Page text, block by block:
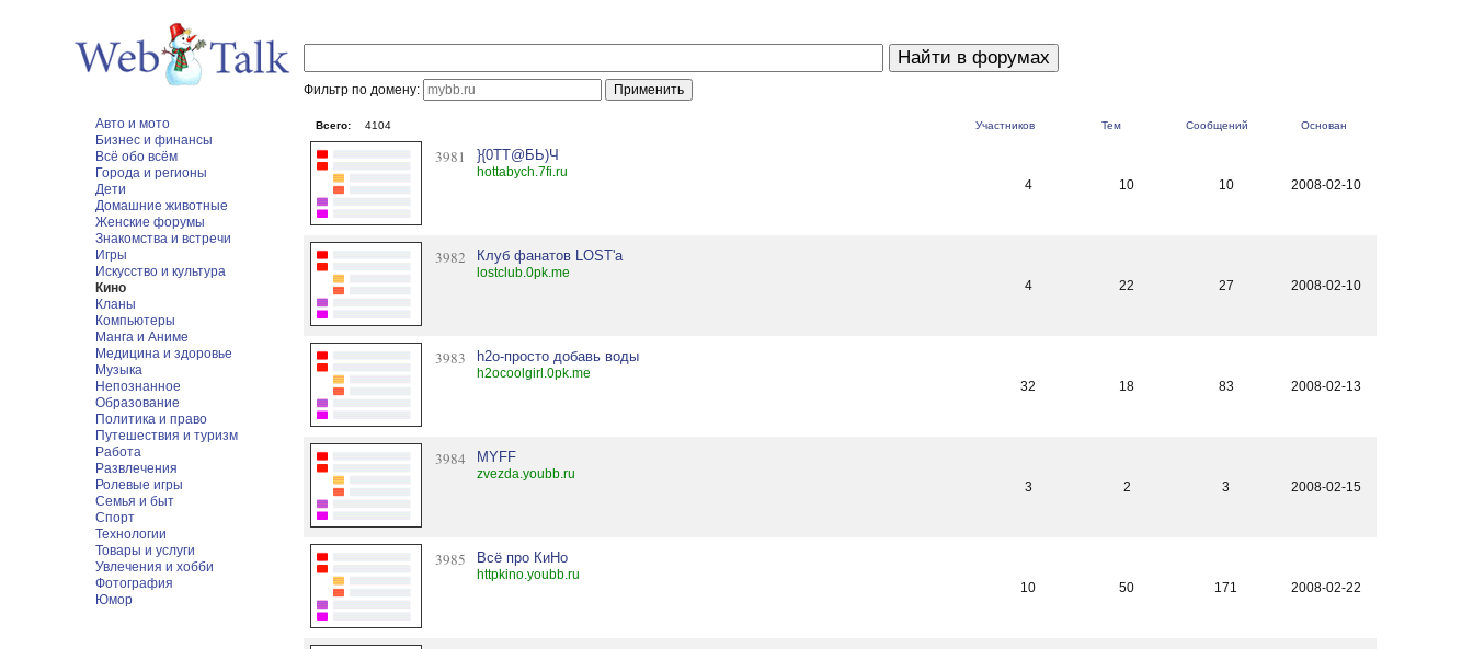
Фильтр по домену:
Авто и мото
Бизнес и финансы
Всё обо всём
Города и регионы
Дети
Домашние животные
Женские форумы
Знакомства и встречи
Игры
Искусство и культура
Кино
Кланы
Компьютеры
Манга и Аниме
Медицина и здоровье
Музыка
Непознанное
Образование
Политика и право
Путешествия и туризм
Работа
Развлечения
Ролевые игры
Семья и быт
Спорт
Технологии
Товары и услуги
Увлечения и хобби
Фотография
Юмор
Всего: 4104 Участников Тем Сообщений Основан
3981 }{0ТТ@БЬ)Ч
hottabych.7fi.ru
4
10 10 2008-02-10
3982 Клуб фанатов LOST'а
lostclub.0pk.me
4
22 27 2008-02-10
3983 h2o-просто добавь воды
h2ocoolgirl.0pk.me
32
18 83 2008-02-13
3984 MYFF
zvezda.youbb.ru
3
2 3 2008-02-15
3985 Всё про КиНо
httpkino.youbb.ru
10
50 171 2008-02-22